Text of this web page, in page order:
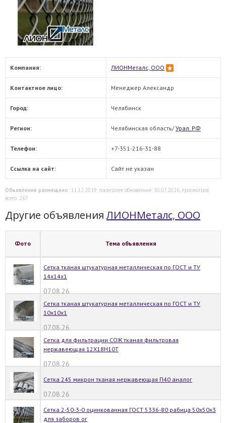
Компания: ЛИОНМеталс, ООО
Контактное лицо: Менеджер Александр
Город: Челябинск
Регион: Челябинская область/Урал. РФ
Телефон: +7-351-216-31-88
Ссылка на сайт: Сайт не указан
Объявление размещено: 11.12.2019, последнее обновление: 30.07.2026, просмотров
всего: 267.
Другие объявленияЛИОНМеталс, ООО
Фото Тема объявления
Сетка тканая штукатурная металлическая по ГОСТ и ТУ
14х14х1
07.08.26
Сетка тканая штукатурная металлическая по ГОСТ и ТУ
10х10х1
07.08.26
Сетка для фильтрации СОЖ тканая фильтровая
нержавеющая 12Х18Н10Т
07.08.26
Сетка 245 микрон тканая нержавеющая П40 аналог
07.08.26
Сетка 2-50-3-0 оцинкованная ГОСТ 5336-80 рабица 50х50х3
для заборов ог